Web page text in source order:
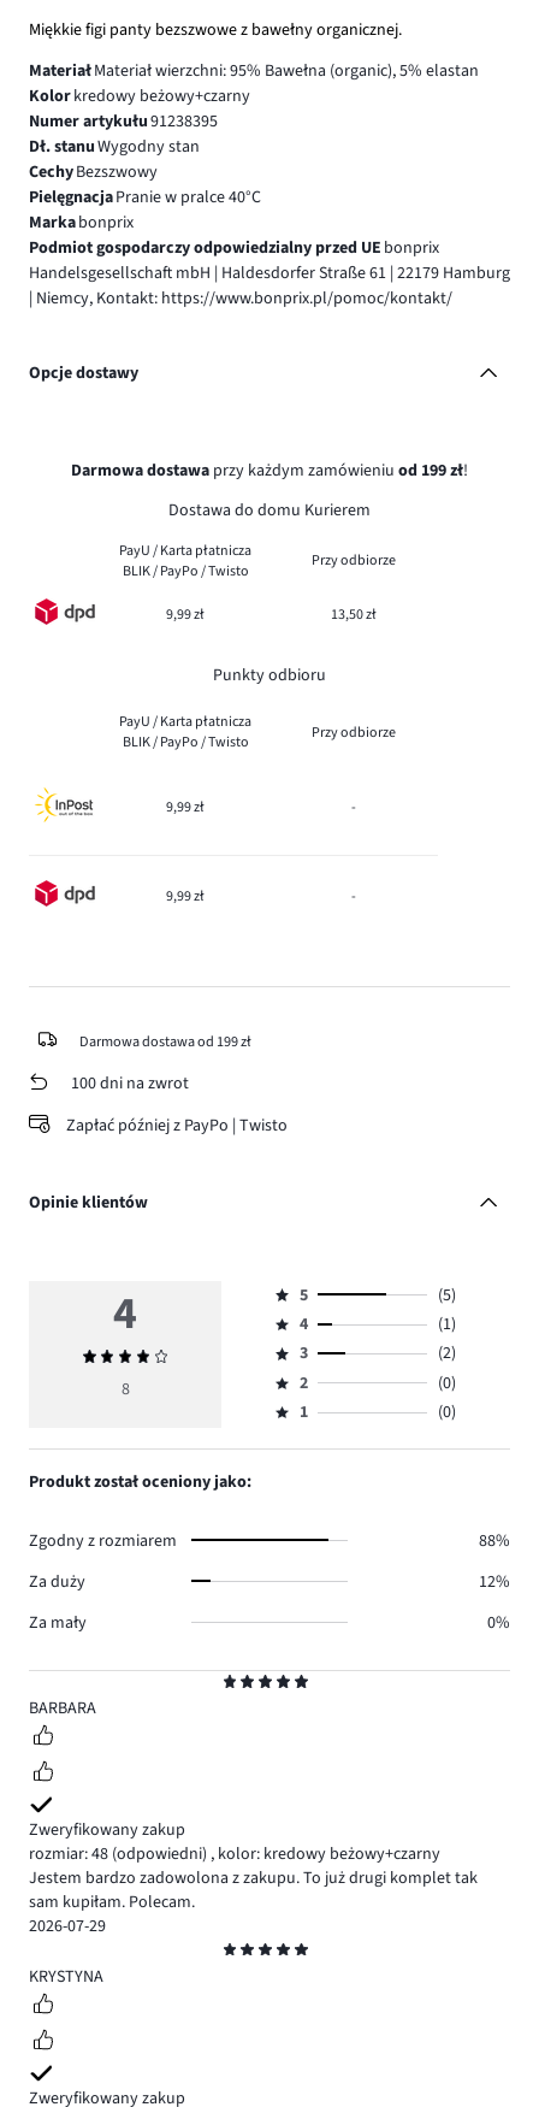
Miękkie figi panty bezszwowe z bawełny organicznej.
MateriałMateriał wierzchni: 95% Bawełna (organic), 5% elastan
Kolorkredowy beżowy+czarny
Numer artykułu91238395
Dł. stanuWygodny stan
CechyBezszwowy
PielęgnacjaPranie w pralce 40°C
Markabonprix
Podmiot gospodarczy odpowiedzialny przed UE bonprix
Handelsgesellschaft mbH | Haldesdorfer Straße 61 | 22179 Hamburg
| Niemcy, Kontakt: https://www.bonprix.pl/pomoc/kontakt/
Opcje dostawy
Darmowa dostawa przy każdym zamówieniu od 199 zł!
Dostawa do domu Kurierem
PayU / Karta płatnicza
BLIK / PayPo / Twisto
Przy odbiorze
9,99 zł 13,50 zł
Punkty odbioru
PayU / Karta płatnicza
BLIK / PayPo / Twisto
Przy odbiorze
9,99 zł -
9,99 zł -
Darmowa dostawa od 199 zł
100 dni na zwrot
Zapłać później z PayPo | Twisto
Opinie klientów
5
BARBARA
Zweryfikowany zakup
rozmiar: 48 (odpowiedni) , kolor: kredowy beżowy+czarny
Jestem bardzo zadowolona z zakupu. To już drugi komplet tak
sam kupiłam. Polecam.
2026-07-29
5
KRYSTYNA
Zweryfikowany zakup
4
Średnia
ocena
8
Ocena
5,
ilość
głosów
5.
5
(5)
Ocena
4,
ilość
głosów
4
(1)
Ocena
3,
ilość
3
(2)
Ocena
2,
2
(0)
Ocena
1,
1 (0)
Produkt został oceniony jako:
Zgodny z rozmiarem
88%
Za duży
12%
Za mały
0%